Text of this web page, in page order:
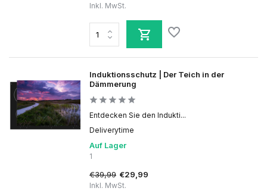
Inkl. MwSt.
Induktionsschutz | Der Teich in der
Dämmerung
Entdecken Sie den Indukti...
Deliverytime
Auf Lager
1
€39,99 €29,99
Inkl. MwSt.